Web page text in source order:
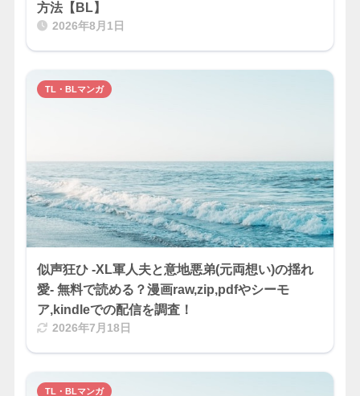
方法【BL】
2026年8月1日
似声狂ひ -XL軍人夫と意地悪弟(元両想い)の揺れ
愛- 無料で読める？漫画raw,zip,pdfやシーモ
ア,kindleでの配信を調査！
2026年7月18日
TL・BLマンガ
TL・BLマンガ